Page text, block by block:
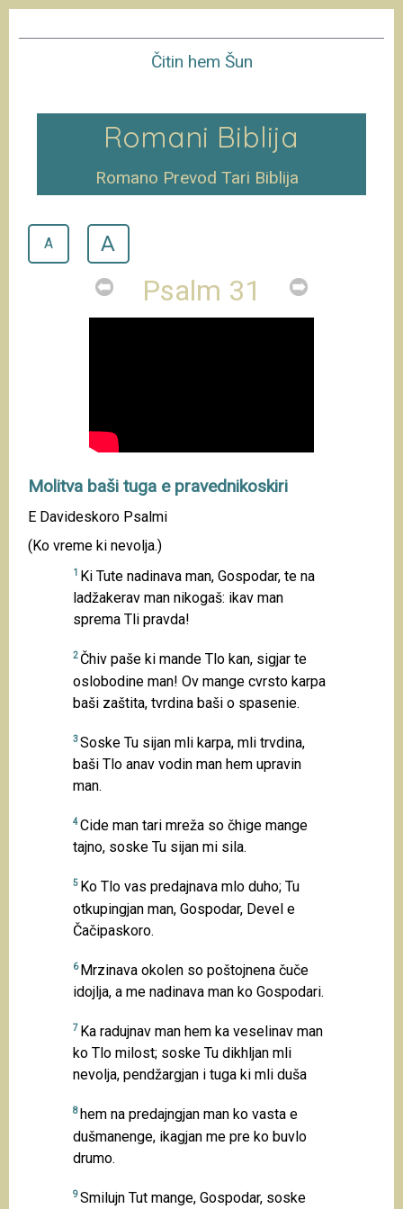
Čitin hem Šun
Romani Biblija
Romano Prevod Tari Biblija
A A
Psalm 31
Molitva baši tuga e pravednikoskiri
E Davideskoro Psalmi
(Ko vreme ki nevolja.)
1
Ki Tute nadinava man, Gospodar, te na
ladžakerav man nikogaš: ikav man
sprema Tli pravda!
2 Čhiv paše ki mande Tlo kan, sigjar te
oslobodine man! Ov mange cvrsto karpa
baši zaštita, tvrdina baši o spasenie.
3Soske Tu sijan mli karpa, mli trvdina,
baši Tlo anav vodin man hem upravin
man.
4Cide man tari mreža so čhige mange
tajno, soske Tu sijan mi sila.
5 Ko Tlo vas predajnava mlo duho; Tu
otkupingjan man, Gospodar, Devel e
Čačipaskoro.
6 Mrzinava okolen so poštojnena čuče
idojlja, a me nadinava man ko Gospodari.
7 Ka radujnav man hem ka veselinav man
ko Tlo milost; soske Tu dikhljan mli
nevolja, pendžargjan i tuga ki mli duša
8 hem na predajngjan man ko vasta e
dušmanenge, ikagjan me pre ko buvlo
drumo.
9Smilujn Tut mange, Gospodar, soske